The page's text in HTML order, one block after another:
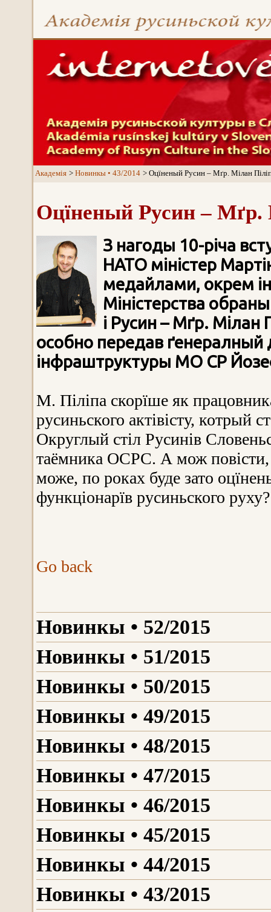
Aкадемія Новинкы • 43/2014 Оцїненый Русин – Mґр. Мілан
Оцїненый Русин – Мґр.
З нагоды 10-річа
НАТО міністер
медайлами, окрем
Міністерства
і Русин – Мґр. Мілан
особно передав ґенералный
інфраштруктуры МО СР
М. Піліпа скорїше як
русиньского актівісту, котрый
Округлый стіл Русинів
таёмника ОСРС. А мож
може, по роках буде зато
функціонарїв русиньского
Go back
Новинкы • 52/2015
Новинкы • 51/2015
Новинкы • 50/2015
Новинкы • 49/2015
Новинкы • 48/2015
Новинкы • 47/2015
Новинкы • 46/2015
Новинкы • 45/2015
Новинкы • 44/2015
Новинкы • 43/2015